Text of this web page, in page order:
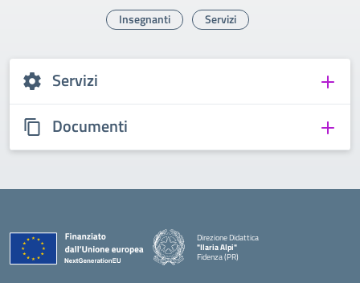
Insegnanti Servizi
Servizi
Documenti
Direzione Didattica
"Ilaria Alpi"
Fidenza (PR)